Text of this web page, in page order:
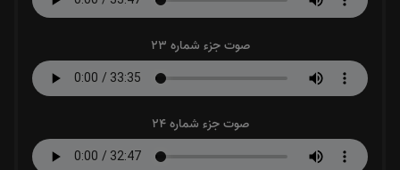
صوت جزء شماره 23
صوت جزء شماره 24